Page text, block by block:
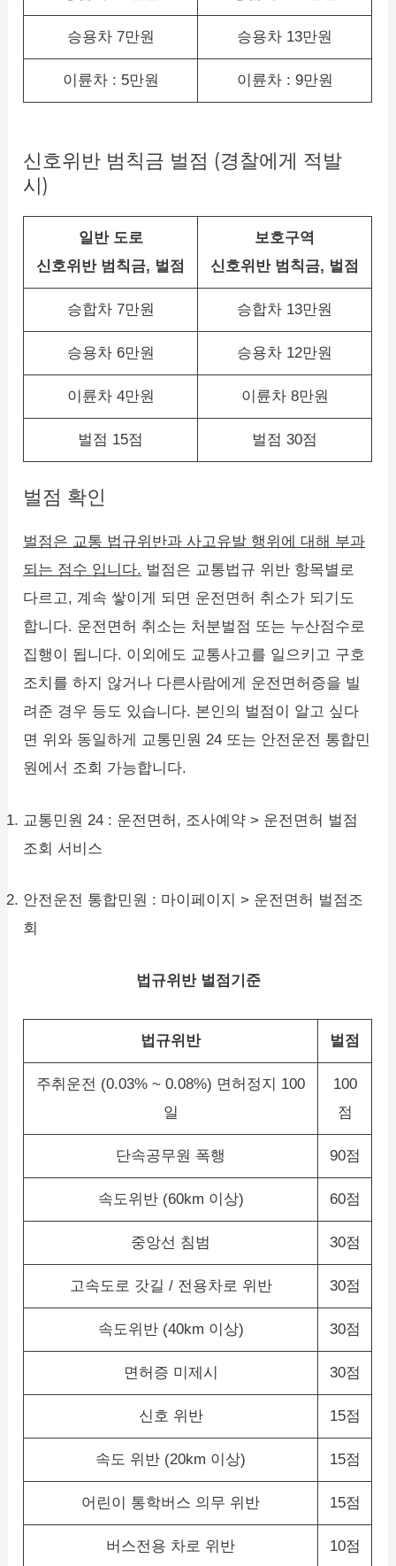
승용차 7만원 승용차 13만원
이륜차 : 5만원 이륜차 : 9만원
신호위반 범칙금 벌점 (경찰에게 적발
시)
일반 도로
신호위반 범칙금, 벌점
보호구역
신호위반 범칙금, 벌점
승합차 7만원 승합차 13만원
승용차 6만원 승용차 12만원
이륜차 4만원 이륜차 8만원
벌점 15점 벌점 30점
벌점 확인
벌점은 교통 법규위반과 사고유발 행위에 대해 부과
되는 점수 입니다. 벌점은 교통법규 위반 항목별로
다르고, 계속 쌓이게 되면 운전면허 취소가 되기도
합니다. 운전면허 취소는 처분벌점 또는 누산점수로
집행이 됩니다. 이외에도 교통사고를 일으키고 구호
조치를 하지 않거나 다른사람에게 운전면허증을 빌
려준 경우 등도 있습니다. 본인의 벌점이 알고 싶다
면 위와 동일하게 교통민원 24 또는 안전운전 통합민
원에서 조회 가능합니다.
교통민원 24 : 운전면허, 조사예약 > 운전면허 벌점
조회 서비스
안전운전 통합민원 : 마이페이지 > 운전면허 벌점조
회
법규위반 벌점기준
법규위반 벌점
주취운전 (0.03% ~ 0.08%) 면허정지 100
일
100
점
단속공무원 폭행 90점
속도위반 (60km 이상) 60점
중앙선 침범 30점
고속도로 갓길 / 전용차로 위반 30점
속도위반 (40km 이상) 30점
면허증 미제시 30점
신호 위반 15점
속도 위반 (20km 이상) 15점
어린이 통학버스 의무 위반 15점
버스전용 차로 위반 10점